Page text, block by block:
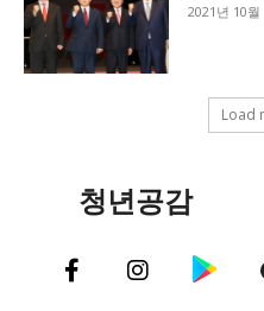
2021년 10월
Load
청년공감